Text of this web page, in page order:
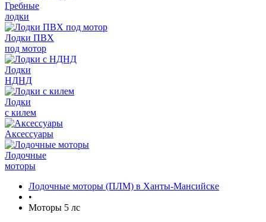
Гребные
лодки
Лодки ПВХ
под мотор
Лодки
НДНД
Лодки
с килем
Аксессуары
Лодочные
моторы
Лодочные моторы (ПЛМ) в Ханты-Мансийске
•
Моторы 5 лс